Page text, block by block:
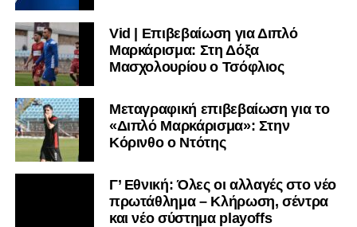
Vid | Επιβεβαίωση για Διπλό
Μαρκάρισμα: Στη Δόξα
Μασχολουρίου ο Τσόφλιος
Μεταγραφική επιβεβαίωση για το
«Διπλό Μαρκάρισμα»: Στην
Κόρινθο ο Ντότης
Γ’ Εθνική: Όλες οι αλλαγές στο νέο
πρωτάθλημα – Κλήρωση, σέντρα
και νέο σύστημα playoffs